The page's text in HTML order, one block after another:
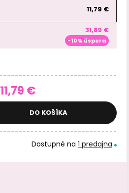
11,79 €
31,89 €
-10% úspora
11,79 €
DO KOŠÍKA
Dostupné na 1 predajna